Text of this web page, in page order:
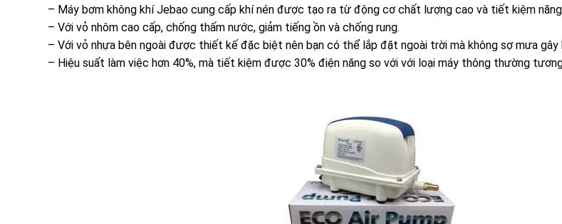
– Máy bơm không khí Jebao cung cấp khí nén được tạo ra từ động cơ chất lượng cao và tiết kiệm
– Với vỏ nhôm cao cấp, chống thấm nước, giảm tiếng ồn và chống rung.
– Với vỏ nhựa bên ngoài được thiết kế đặc biệt nên bạn có thể lắp đặt ngoài trời mà không sợ mưa gây
– Hiệu suất làm việc hơn 40%, mà tiết kiệm được 30% điện năng so với với loại máy thông thường